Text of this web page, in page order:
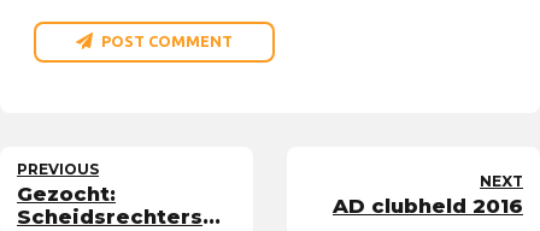
POST COMMENT
PREVIOUS
Gezocht:
Scheidsrechters
NEXT
AD clubheld 2016